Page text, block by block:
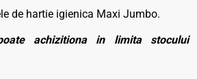
de hartie igienica Maxi Jumbo.
achizitiona in limita stocului